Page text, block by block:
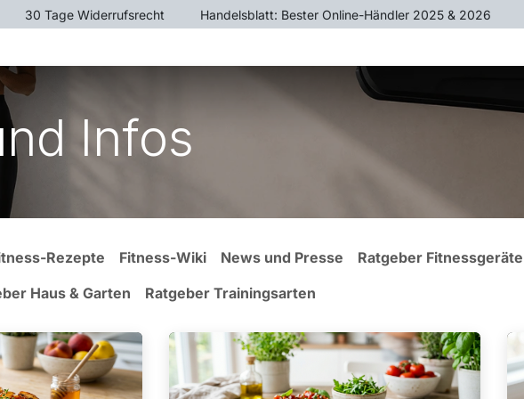
​30 Tage Widerrufsrecht ​Handelsblatt: Bester Online-Händler 2025 & 2026
Infos
Rezepte Fitness-Wiki News und Presse
Ratgeber Fitnessgeräte
Haus & Garten Ratgeber Trainingsarten